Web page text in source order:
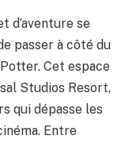
d’aventure se
passer à côté du
Cet espace
Studios Resort,
qui dépasse les
Entre